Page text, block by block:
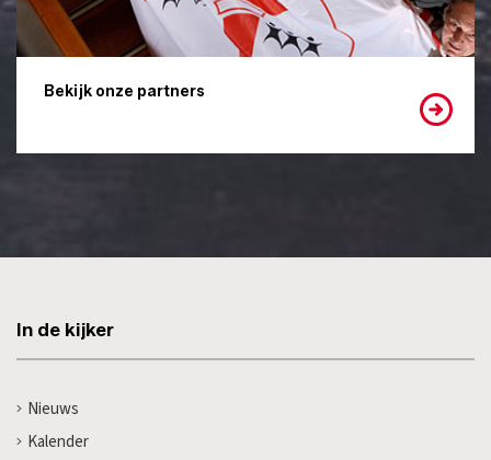
Bekijk onze partners
In de kijker
Nieuws
Kalender